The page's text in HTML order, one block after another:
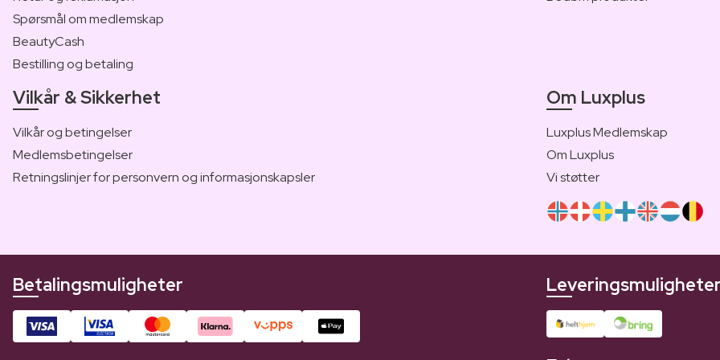
Spørsmål om medlemskap
BeautyCash
Bestilling og betaling
Vilkår & Sikkerhet
Vilkår og betingelser
Medlemsbetingelser
Retningslinjer for personvern og informasjonskapsler
Om Luxplus
Luxplus Medlemskap
Om Luxplus
Vi støtter
Betalingsmuligheter